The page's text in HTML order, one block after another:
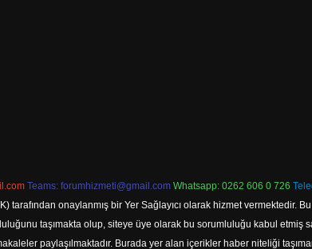
Teams: forumhizmeti@gmail.com Whatsapp: 0262 606 0 726
tarafından onaylanmış bir Yer Sağlayıcı olarak hizmet vermektedir.
taşımakta olup, siteye üye olarak bu sorumluluğu kabul etmiş
paylaşılmaktadır. Burada yer alan içerikler haber niteliği